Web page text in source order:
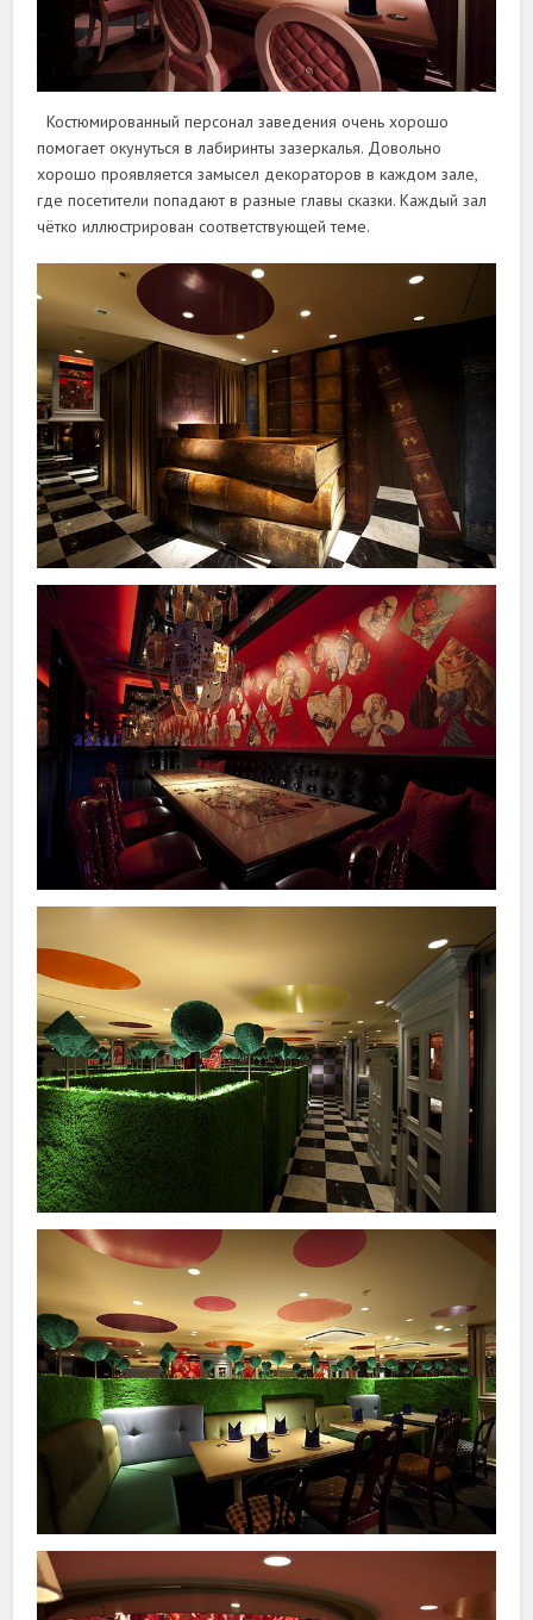
Костюмированный персонал заведения очень хорошо
помогает окунуться в лабиринты зазеркалья. Довольно
хорошо проявляется замысел декораторов в каждом зале,
где посетители попадают в разные главы сказки. Каждый зал
чётко иллюстрирован соответствующей теме.